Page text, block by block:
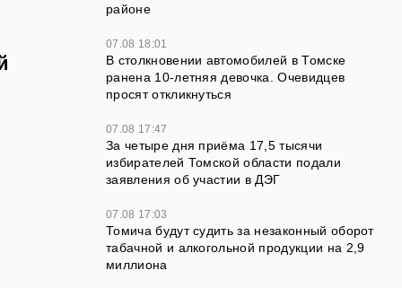
районе
07.08 18:01
В столкновении автомобилей в Томске
ранена 10-летняя девочка. Очевидцев
просят откликнуться
07.08 17:47
За четыре дня приёма 17,5 тысячи
избирателей Томской области подали
заявления об участии в ДЭГ
07.08 17:03
Томича будут судить за незаконный оборот
табачной и алкогольной продукции на 2,9
миллиона